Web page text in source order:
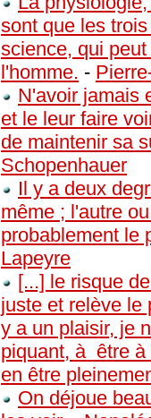
sont que les
science, qui
l'homme. -
N'avoir jamais
et le leur faire
de maintenir sa
Schopenhauer
Il y a deux
même ; l'autre
probablement le
Lapeyre
[...] le risque
juste et relève le
y a un plaisir, je
piquant, à être
en être
On déjoue